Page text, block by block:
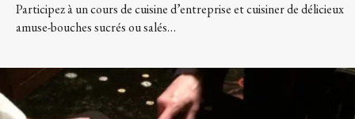
Participez à un cours de cuisine d’entreprise et cuisiner de délicieux
amuse-bouches sucrés ou salés…